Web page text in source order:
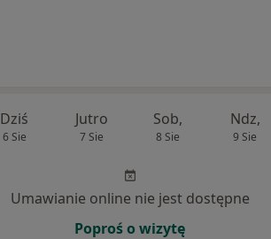
Dziś
6 Sie
Jutro
7 Sie
Sob,
8 Sie
Ndz,
9 Sie
Umawianie online nie jest dostępne
Poproś o wizytę